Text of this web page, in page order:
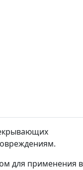
для применения в